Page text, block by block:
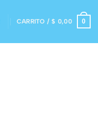
CARRITO /$ 0,00 0